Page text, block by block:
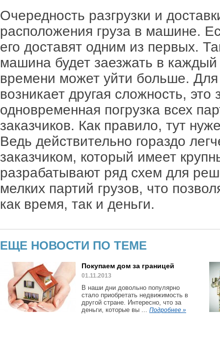
Очередность разгрузки и
расположения груза в машине.
его доставят одним из первых.
машина будет заезжать в каждый
времени может уйти больше.
возникает другая сложность,
одновременная погрузка всех
заказчиков. Как правило, тут
Ведь действительно гораздо
заказчиком, который имеет
разрабатывают ряд схем для
мелких партий грузов, что
как время, так и деньги.
ЕЩЕ НОВОСТИ ПО ТЕМЕ
Покупаем дом за границей
01.11.2013
В наши дни довольно популярно
стало приобретать недвижимость в
другой стране. Интересно, что за
деньги, которые вы ... Подробнее »